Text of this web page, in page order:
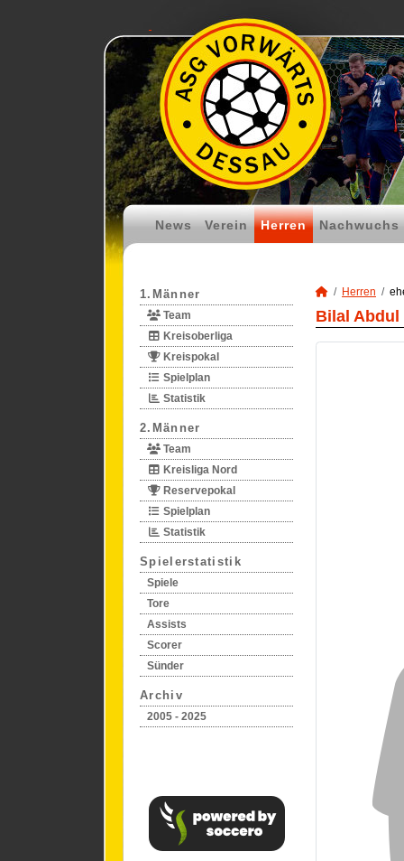
News Verein Herren Nachwuchs
1.Männer
Team
Kreisoberliga
Kreispokal
Spielplan
Statistik
2.Männer
Team
Kreisliga Nord
Reservepokal
Spielplan
Statistik
Spielerstatistik
Spiele
Tore
Assists
Scorer
Sünder
Archiv
2005 - 2025
Herren
Bilal Abdul